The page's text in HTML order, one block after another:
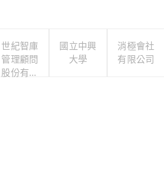
世紀智庫
管理顧問
股份有限
國立中興
大學
消極會社
有限公司